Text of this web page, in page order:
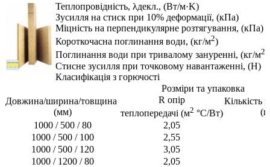
Теплопровідність, λдекл., (Вт/м·K)
Зусилля на стиск при 10% деформації, (кПа)
Міцність на перпендикулярне розтягування, (кПа)
Короткочасна поглинання води, (кг/м2)
Поглинання води при тривалому зануренні, (кг/м2
Стисне зусилля при точковому навантаженні, (Н)
Класифікація з горючості
Розміри та упаковка
Довжина/ширина/товщина
(мм)
R опір
теплопередачі (м2 °С/Вт)
Кількість
1000 / 500 / 80
2,05
1000 / 500 / 100
2,55
1000 / 500 / 120
3,05
1000 / 1200 / 80
2,05